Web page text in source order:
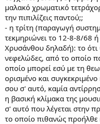
μαλακό χρωματικό
την πιπιλίζεις παντού;;
- η τρίτη (παραγωγή
τεκμηριώνει το 12-8-8/68
Χρυσάνθου δηλαδή): το ότι
νεφελώδες, από το οποίο
οποίο μπορεί εσύ με τη
ορισμένο και
σου σ' αυτό, καμία
η βασική κλίμακα της
σ' αυτό που λέγεται στην
το οποίο πιθανώς